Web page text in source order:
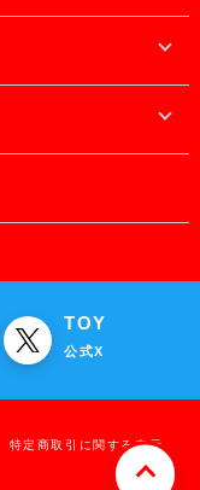
TOY
公式X
特定商取引に関する表示